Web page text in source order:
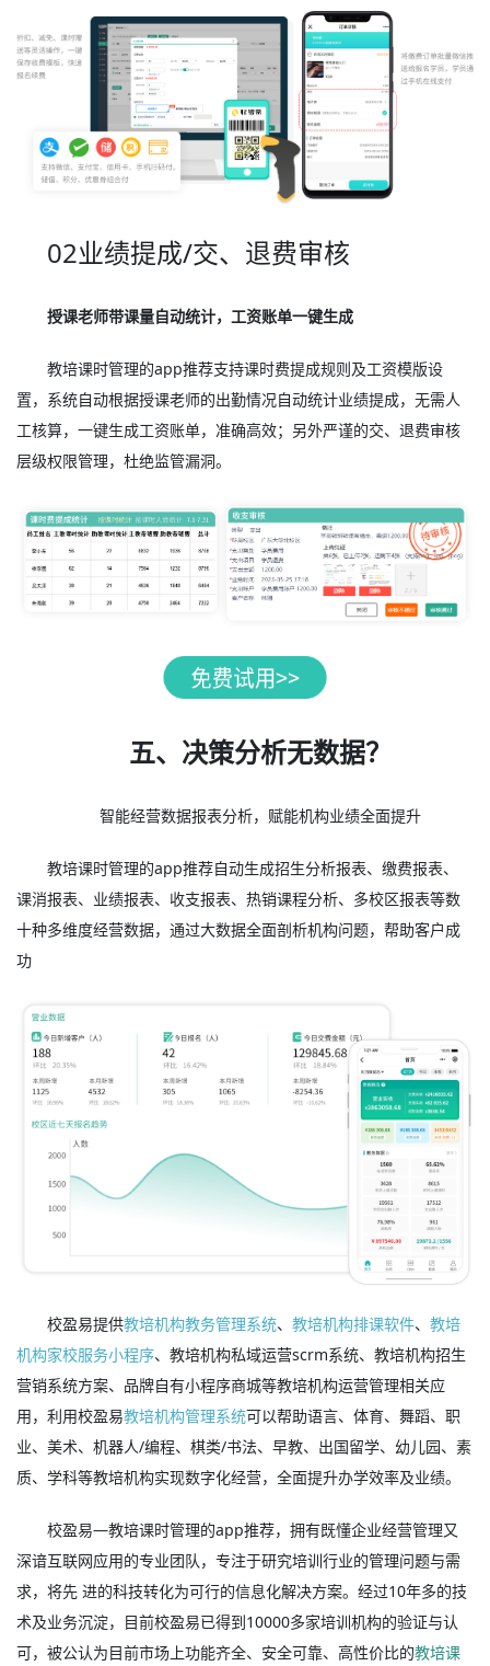
02业绩提成/交、退费审核
授课老师带课量自动统计，工资账单一键生成
教培课时管理的app推荐支持课时费提成规则及工资模版设
置，系统自动根据授课老师的出勤情况自动统计业绩提成，无需人
工核算，一键生成工资账单，准确高效；另外严谨的交、退费审核
层级权限管理，杜绝监管漏洞。
五、决策分析无数据？
智能经营数据报表分析，赋能机构业绩全面提升
教培课时管理的app推荐自动生成招生分析报表、缴费报表、
课消报表、业绩报表、收支报表、热销课程分析、多校区报表等数
十种多维度经营数据，通过大数据全面剖析机构问题，帮助客户成
功
校盈易提供教培机构教务管理系统、教培机构排课软件、教培
机构家校服务小程序、教培机构私域运营scrm系统、教培机构招生
营销系统方案、品牌自有小程序商城等教培机构运营管理相关应
用，利用校盈易教培机构管理系统可以帮助语言、体育、舞蹈、职
业、美术、机器人/编程、棋类/书法、早教、出国留学、幼儿园、素
质、学科等教培机构实现数字化经营，全面提升办学效率及业绩。
校盈易—教培课时管理的app推荐，拥有既懂企业经营管理又
深谙互联网应用的专业团队，专注于研究培训行业的管理问题与需
求，将先 进的科技转化为可行的信息化解决方案。经过10年多的技
术及业务沉淀，目前校盈易已得到10000多家培训机构的验证与认
可，被公认为目前市场上功能齐全、安全可靠、高性价比的教培课